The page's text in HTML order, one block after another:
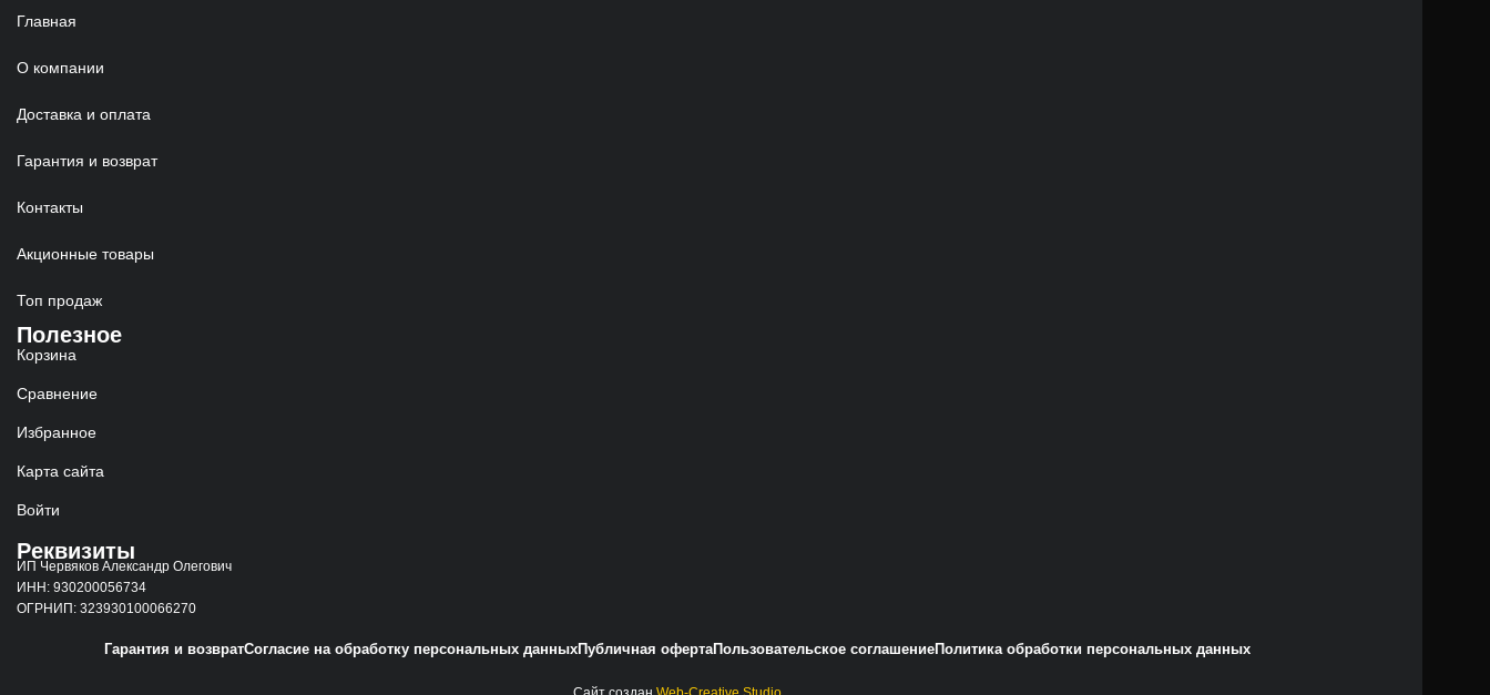
Главная
О компании
Доставка и оплата
Гарантия и возврат
Контакты
Акционные товары
Топ продаж
Полезное
Корзина
Сравнение
Избранное
Карта сайта
Войти
Реквизиты
ИП Червяков Александр Олегович
ИНН: 930200056734
ОГРНИП: 323930100066270
Гарантия и возвратСогласие на обработку персональных данныхПубличная офертаПользовательское соглашениеПолитика обработки персональных данных